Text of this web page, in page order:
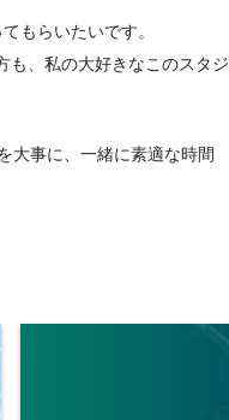
もらいたいです。
も、私の大好きなこのスタジ
大事に、一緒に素適な時間